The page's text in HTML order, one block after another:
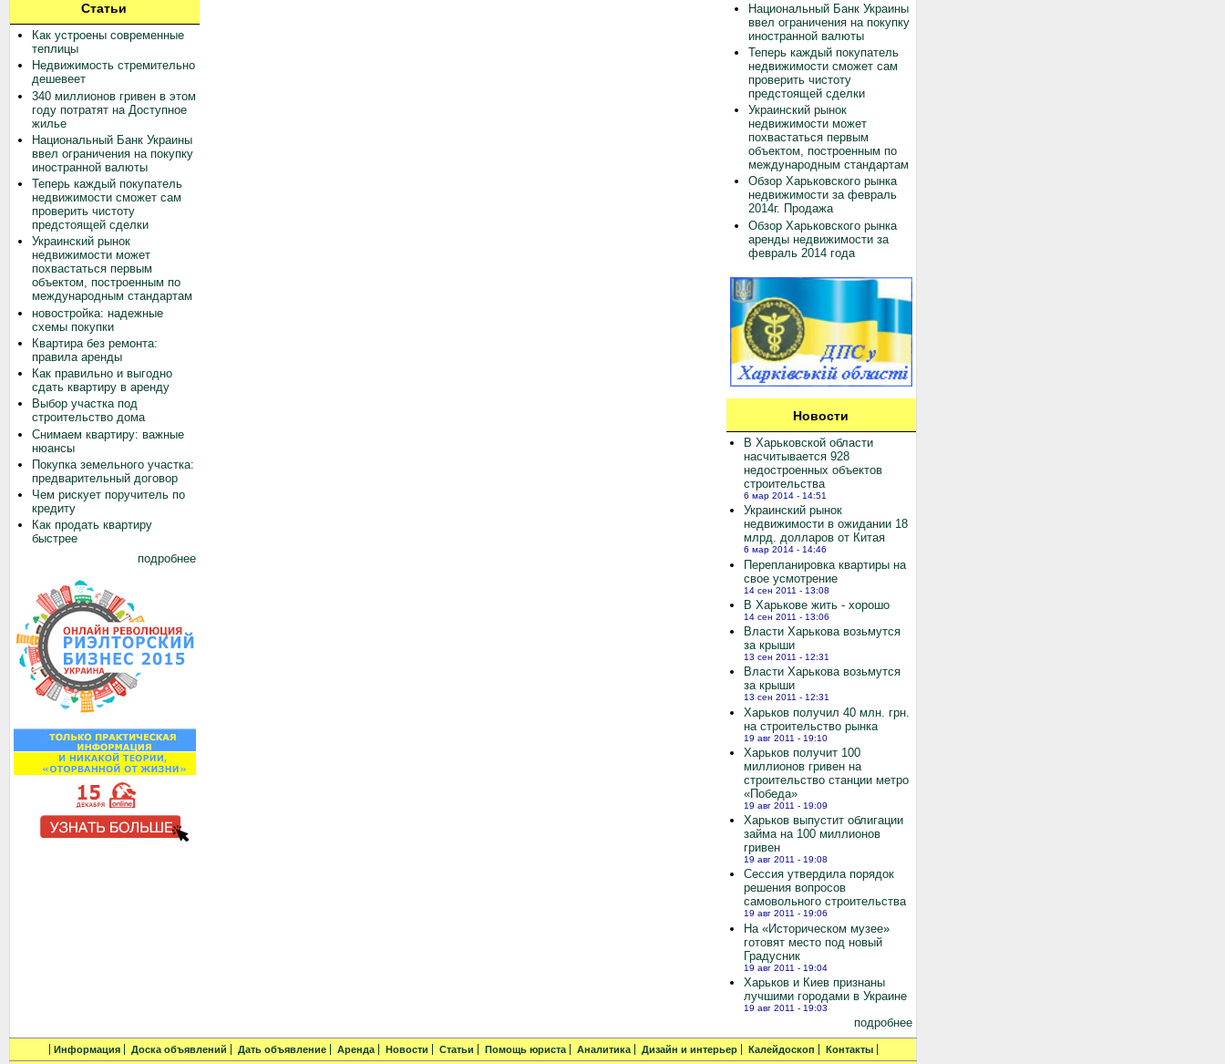
Статьи
Как устроены современные
теплицы
Недвижимость стремительно
дешевеет
340 миллионов гривен в этом
году потратят на Доступное
жилье
Национальный Банк Украины
ввел ограничения на покупку
иностранной валюты
Теперь каждый покупатель
недвижимости сможет сам
проверить чистоту
предстоящей сделки
Украинский рынок
недвижимости может
похвастаться первым
объектом, построенным по
международным стандартам
новостройка: надежные
схемы покупки
Квартира без ремонта:
правила аренды
Как правильно и выгодно
сдать квартиру в аренду
Выбор участка под
строительство дома
Снимаем квартиру: важные
нюансы
Покупка земельного участка:
предварительный договор
Чем рискует поручитель по
кредиту
Как продать квартиру
быстрее
подробнее
Национальный Банк Украины
ввел ограничения на покупку
иностранной валюты
Теперь каждый покупатель
недвижимости сможет сам
проверить чистоту
предстоящей сделки
Украинский рынок
недвижимости может
похвастаться первым
объектом, построенным по
международным стандартам
Обзор Харьковского рынка
недвижимости за февраль
2014г. Продажа
Обзор Харьковского рынка
аренды недвижимости за
февраль 2014 года
Новости
В Харьковской области
насчитывается 928
недостроенных объектов
строительства
6 мар 2014 - 14:51
Украинский рынок
недвижимости в ожидании 18
млрд. долларов от Китая
6 мар 2014 - 14:46
Перепланировка квартиры на
свое усмотрение
14 сен 2011 - 13:08
В Харькове жить - хорошо
14 сен 2011 - 13:06
Власти Харькова возьмутся
за крыши
13 сен 2011 - 12:31
Власти Харькова возьмутся
за крыши
13 сен 2011 - 12:31
Харьков получил 40 млн. грн.
на строительство рынка
19 авг 2011 - 19:10
Харьков получит 100
миллионов гривен на
строительство станции метро
«Победа»
19 авг 2011 - 19:09
Харьков выпустит облигации
займа на 100 миллионов
гривен
19 авг 2011 - 19:08
Сессия утвердила порядок
решения вопросов
самовольного строительства
19 авг 2011 - 19:06
На «Историческом музее»
готовят место под новый
Градусник
19 авг 2011 - 19:04
Харьков и Киев признаны
лучшими городами в Украине
19 авг 2011 - 19:03
подробнее
Информация Доска объявлений Дать объявление Аренда Новости Статьи Помощь юриста Аналитика Дизайн и интерьер Калейдоскоп Контакты